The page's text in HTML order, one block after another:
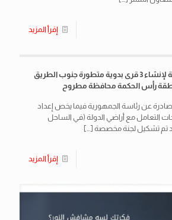
إقرأ المزيد
مناقشة إعداد دراسة لإنشاء 3 قرى بدوية متطورة جنوب الطريق
رأس الحكمة محافظة مطروح
عن رئاسة الجمهورية فيما يخص إعداد
التعامل مع أراضي الدولة (في الساحل
تم تشكيل لجنة مخصصة […]
إقرأ المزيد